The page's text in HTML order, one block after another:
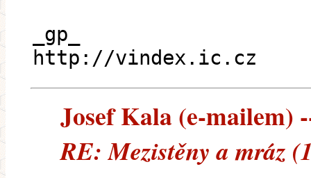
_gp_
http://vindex.ic.cz
Josef Kala (e-mailem)
RE: Mezistěny a mráz